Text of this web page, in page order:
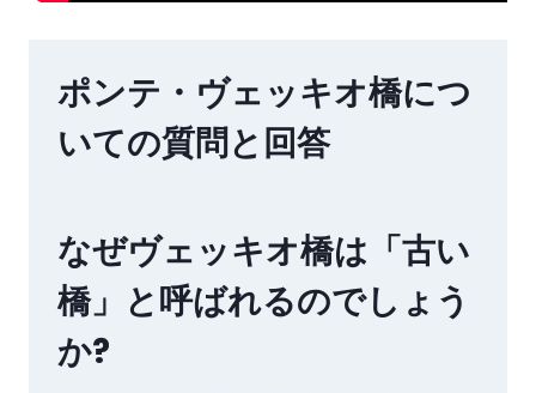
ポンテ・ヴェッキオ橋につ
いての質問と回答
なぜヴェッキオ橋は「古い
橋」と呼ばれるのでしょう
か?